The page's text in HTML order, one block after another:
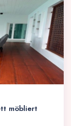
möbliert